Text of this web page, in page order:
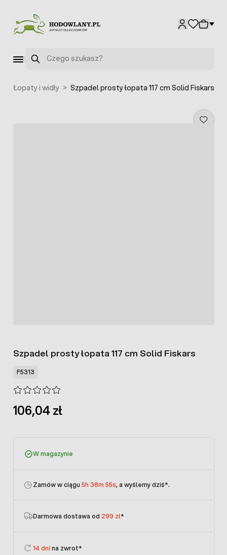
Szukaj
Łopaty i widły > Szpadel prosty łopata 117 cm Solid Fiskars
Szpadel prosty łopata 117 cm Solid Fiskars
F5313
106,04 zł
W magazynie
Zamów w ciągu 5h 38m 55s, a wyślemy dziś*.
Darmowa dostawa od 299 zł*
14 dni na zwrot*